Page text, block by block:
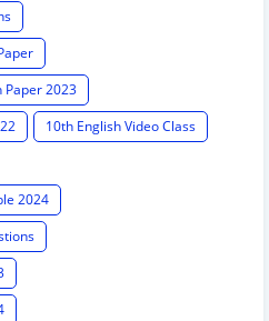
Paper 2023
10th English Video Class
2024